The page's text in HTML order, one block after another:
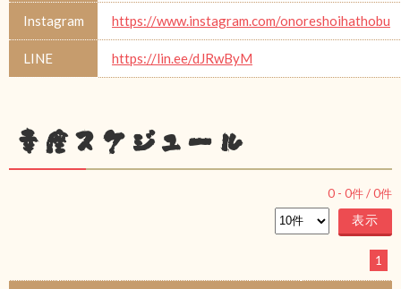
Instagram https://www.instagram.com/onoreshoihathobu
LINE https://lin.ee/dJRwByM
幸座スケジュール
0 - 0件 /0件
1